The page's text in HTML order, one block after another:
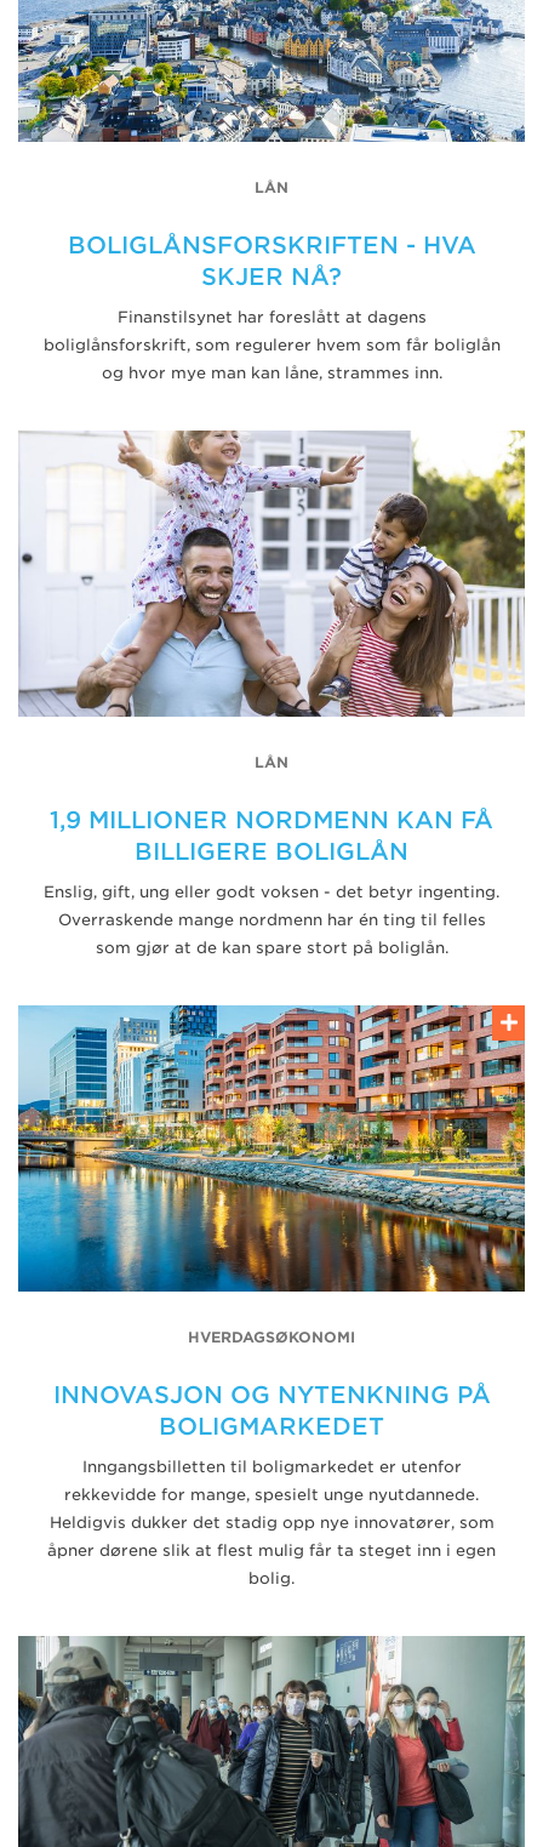
LÅN
BOLIGLÅNSFORSKRIFTEN - HVA
SKJER NÅ?
Finanstilsynet har foreslått at dagens
boliglånsforskrift, som regulerer hvem som får boliglån
og hvor mye man kan låne, strammes inn.
LÅN
1,9 MILLIONER NORDMENN KAN FÅ
BILLIGERE BOLIGLÅN
Enslig, gift, ung eller godt voksen - det betyr ingenting.
Overraskende mange nordmenn har én ting til felles
som gjør at de kan spare stort på boliglån.
HVERDAGSØKONOMI
INNOVASJON OG NYTENKNING PÅ
BOLIGMARKEDET
Inngangsbilletten til boligmarkedet er utenfor
rekkevidde for mange, spesielt unge nyutdannede.
Heldigvis dukker det stadig opp nye innovatører, som
åpner dørene slik at flest mulig får ta steget inn i egen
bolig.